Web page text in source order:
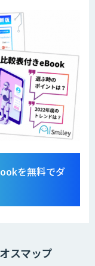
を無料でダ
スマップ